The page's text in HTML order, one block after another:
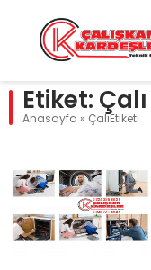
Etiket: Çalı
Anasayfa » ÇalıEtiketi